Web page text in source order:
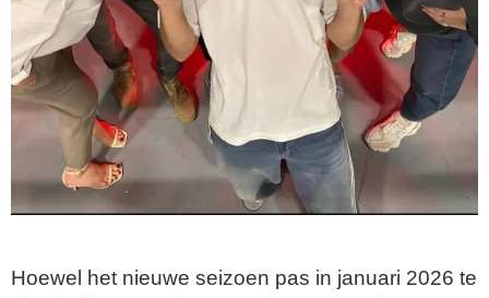
Hoewel het nieuwe seizoen pas in januari 2026 te